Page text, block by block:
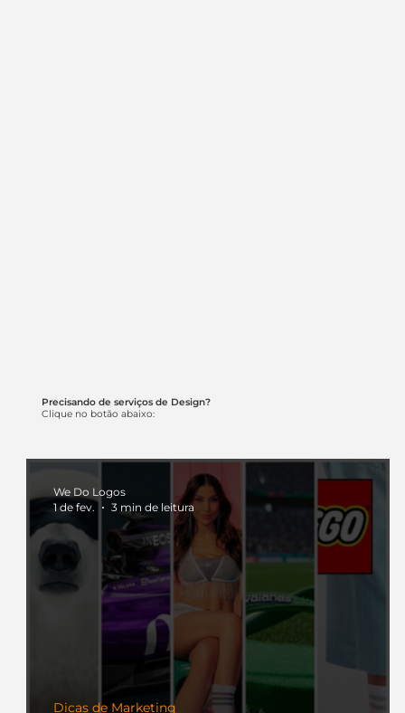
Precisando de serviços de Design?
Clique no botão abaixo:
Dicas de Marketing
We Do Logos
1 de fev.
3 min de leitura